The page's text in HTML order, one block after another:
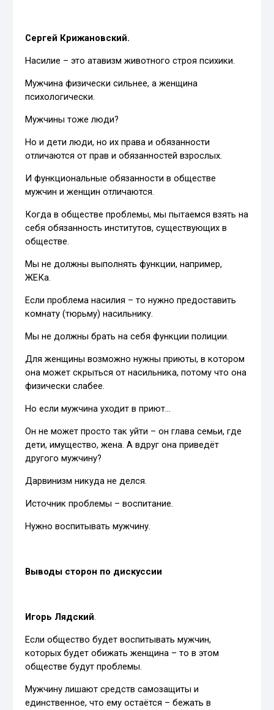
Сергей Крижановский.
Насилие – это атавизм животного строя психики.
Мужчина физически сильнее, а женщина
психологически.
Мужчины тоже люди?
Но и дети люди, но их права и обязанности
отличаются от прав и обязанностей взрослых.
И функциональные обязанности в обществе
мужчин и женщин отличаются.
Когда в обществе проблемы, мы пытаемся взять на
себя обязанность институтов, существующих в
обществе.
Мы не должны выполнять функции, например,
ЖЕКа.
Если проблема насилия – то нужно предоставить
комнату (тюрьму) насильнику.
Мы не должны брать на себя функции полиции.
Для женщины возможно нужны приюты, в котором
она может скрыться от насильника, потому что она
физически слабее.
Но если мужчина уходит в приют…
Он не может просто так уйти – он глава семьи, где
дети, имущество, жена. А вдруг она приведёт
другого мужчину?
Дарвинизм никуда не делся.
Источник проблемы – воспитание.
Нужно воспитывать мужчину.
Выводы сторон по дискуссии
Игорь Лядский.
Если общество будет воспитывать мужчин,
которых будет обижать женщина – то в этом
обществе будут проблемы.
Мужчину лишают средств самозащиты и
единственное, что ему остаётся – бежать в